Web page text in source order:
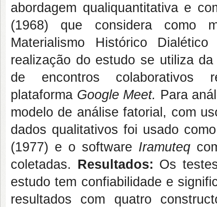
abordagem qualiquantitativa e
(1968) que considera como
Materialismo Histórico
realização do estudo se utiliza
de encontros colaborativos
plataforma Google Meet. Para
modelo de análise fatorial, com
dados qualitativos foi usado
(1977) e o software Iramuteq
coletadas. Resultados: Os
estudo tem confiabilidade e
resultados com quatro